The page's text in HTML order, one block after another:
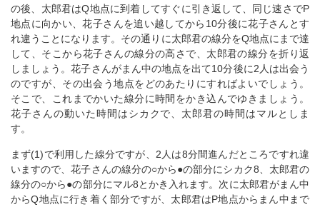
の後、太郎君はQ地点に到着してすぐに引き返して、同じ速さでP
地点に向かい、花子さんを追い越してから10分後に花子さんとす
れ違うことになります。その通りに太郎君の線分をQ地点にまで達
して、そこから花子さんの線分の高さで、太郎君の線分を折り返
しましょう。花子さんがまん中の地点を出て10分後に2人は出会う
のですが、その出会う地点をどのあたりにすればよいでしょう。
そこで、これまでかいた線分に時間をかき込んでゆきましょう。
花子さんの動いた時間はシカクで、太郎君の時間はマルとしま
す。
まず(1)で利用した線分ですが、2人は8分間進んだところですれ違
いますので、花子さんの線分の○から●の部分にシカク8、太郎君の
線分の○から●の部分にマル8とかき入れます。次に太郎君がまん中
からQ地点に行き着く部分ですが、太郎君はP地点からまん中まで